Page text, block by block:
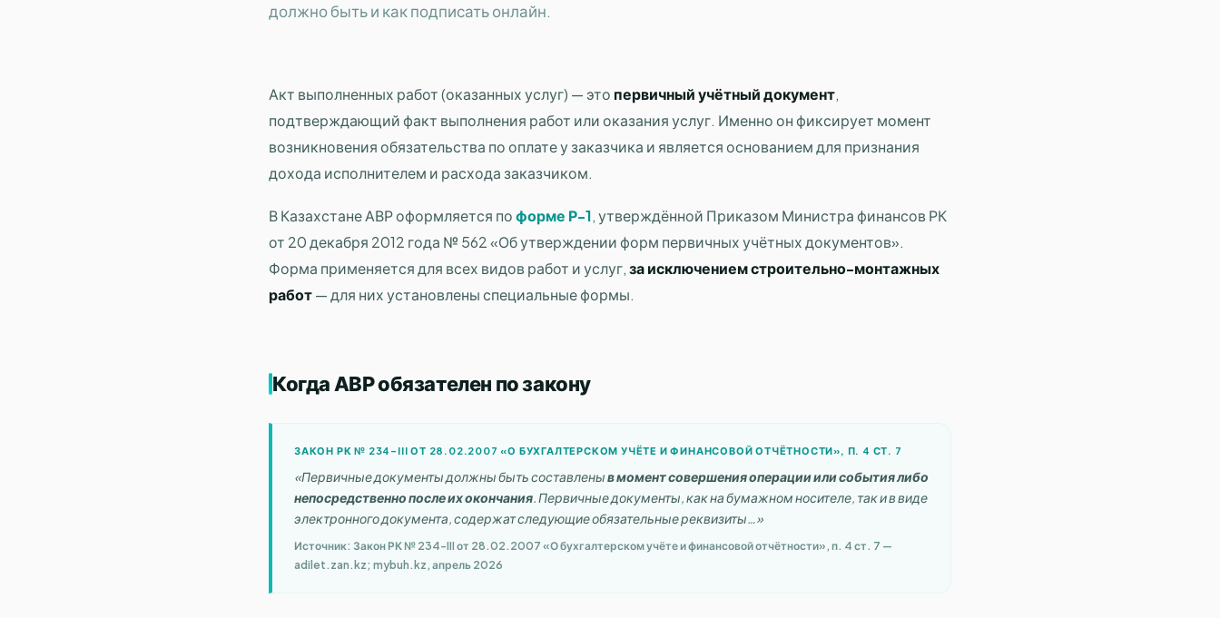
должно быть и как подписать онлайн.
Акт выполненных работ (оказанных услуг) — это первичный учётный документ,
подтверждающий факт выполнения работ или оказания услуг. Именно он фиксирует момент
возникновения обязательства по оплате у заказчика и является основанием для признания
дохода исполнителем и расхода заказчиком.
В Казахстане АВР оформляется поформе Р-1, утверждённой Приказом Министра финансов РК
от 20 декабря 2012 года № 562 «Об утверждении форм первичных учётных документов».
Форма применяется для всех видов работ и услуг,за исключением строительно-монтажных
работ— для них установлены специальные формы.
Когда АВР обязателен по закону
ЗАКОН РК № 234-III ОТ 28.02.2007 «О БУХГАЛТЕРСКОМ УЧЁТЕ И ФИНАНСОВОЙ ОТЧЁТНОСТИ», П. 4 СТ. 7
«Первичные документы должны быть составленыв момент совершения операции или события либо
непосредственно после их окончания. Первичные документы, как на бумажном носителе, так и в виде
электронного документа, содержат следующие обязательные реквизиты…»
Источник: Закон РК № 234-III от 28.02.2007 «О бухгалтерском учёте и финансовой отчётности», п. 4 ст. 7 —
adilet.zan.kz; mybuh.kz, апрель 2026